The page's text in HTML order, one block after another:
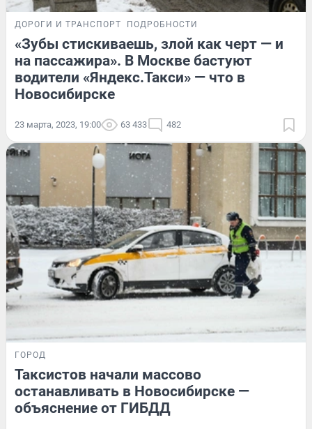
ДОРОГИ И ТРАНСПОРТ ПОДРОБНОСТИ
«Зубы стискиваешь, злой как черт — и
на пассажира». В Москве бастуют
водители «Яндекс.Такси» — что в
Новосибирске
23 марта, 2023, 19:00 63 433 482
ГОРОД
Таксистов начали массово
останавливать в Новосибирске —
объяснение от ГИБДД